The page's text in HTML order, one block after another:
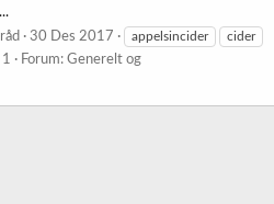
30 Des 2017 appelsincider
cider
1 Forum: Generelt og